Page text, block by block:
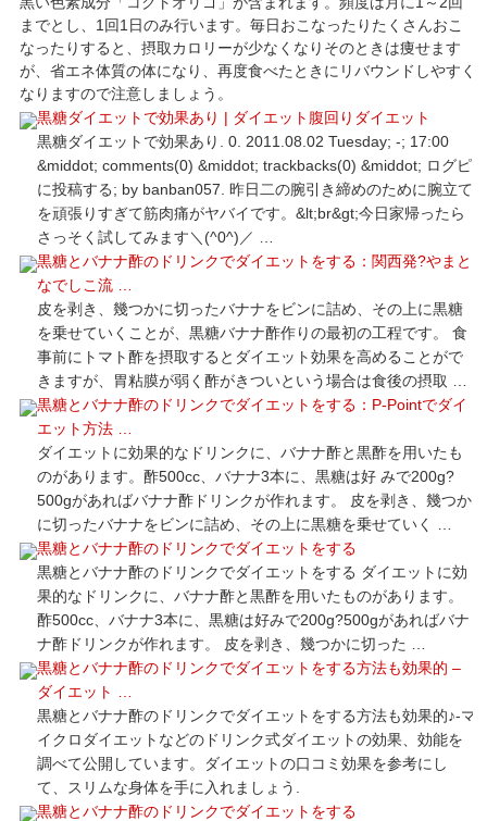
までとし、1回1日のみ行います。毎日おこなったりたくさんおこ
なったりすると、摂取カロリーが少なくなりそのときは痩せます
が、省エネ体質の体になり、再度食べたときにリバウンドしやすく
なりますので注意しましょう。
黒糖ダイエットで効果あり | ダイエット腹回りダイエット
黒糖ダイエットで効果あり. 0. 2011.08.02 Tuesday; -; 17:00
&middot; comments(0) &middot; trackbacks(0) &middot; ログピ
に投稿する; by banban057. 昨日二の腕引き締めのために腕立て
を頑張りすぎて筋肉痛がヤバイです。&lt;br&gt;今日家帰ったら
さっそく試してみます＼(^0^)／ …
黒糖とバナナ酢のドリンクでダイエットをする：関西発?やまと
なでしこ流 …
皮を剥き、幾つかに切ったバナナをビンに詰め、その上に黒糖
を乗せていくことが、黒糖バナナ酢作りの最初の工程です。 食
事前にトマト酢を摂取するとダイエット効果を高めることがで
きますが、胃粘膜が弱く酢がきついという場合は食後の摂取 …
黒糖とバナナ酢のドリンクでダイエットをする：P-Pointでダイ
エット方法 …
ダイエットに効果的なドリンクに、バナナ酢と黒酢を用いたも
のがあります。酢500cc、バナナ3本に、黒糖は好 みで200g?
500gがあればバナナ酢ドリンクが作れます。 皮を剥き、幾つか
に切ったバナナをビンに詰め、その上に黒糖を乗せていく …
黒糖とバナナ酢のドリンクでダイエットをする
黒糖とバナナ酢のドリンクでダイエットをする ダイエットに効
果的なドリンクに、バナナ酢と黒酢を用いたものがあります。
酢500cc、バナナ3本に、黒糖は好みで200g?500gがあればバナ
ナ酢ドリンクが作れます。 皮を剥き、幾つかに切った …
黒糖とバナナ酢のドリンクでダイエットをする方法も効果的 –
ダイエット …
黒糖とバナナ酢のドリンクでダイエットをする方法も効果的♪-マ
イクロダイエットなどのドリンク式ダイエットの効果、効能を
調べて公開しています。ダイエットの口コミ効果を参考にし
て、スリムな身体を手に入れましょう.
黒糖とバナナ酢のドリンクでダイエットをする